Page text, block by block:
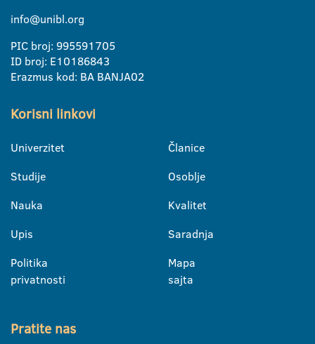
info@unibl.org
PIC broj: 995591705
ID broj: E10186843
Erazmus kod: BA BANJA02
Korisni linkovi
Univerzitet
Studije
Nauka
Upis
Politika
privatnosti
Članice
Osoblje
Kvalitet
Saradnja
Mapa
sajta
Pratite nas